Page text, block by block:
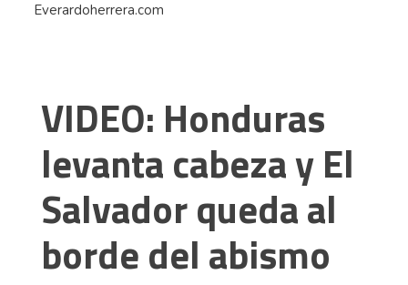
Everardoherrera.com
VIDEO: Honduras
levanta cabeza y El
Salvador queda al
borde del abismo